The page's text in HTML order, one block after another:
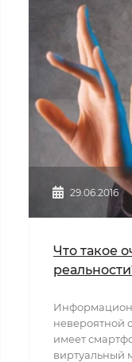
29.06.2016
Что такое
невероятной
имеет
виртуальный